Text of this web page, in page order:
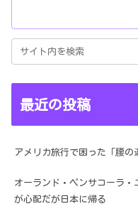
最近の投稿
アメリカ旅行で困った「腰の
オーランド・ペンサコーラ
が心配だが日本に帰る